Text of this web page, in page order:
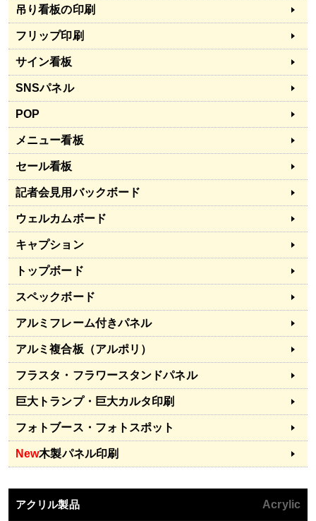
吊り看板の印刷
フリップ印刷
サイン看板
SNSパネル
POP
メニュー看板
セール看板
記者会見用バックボード
ウェルカムボード
キャプション
トップボード
スペックボード
アルミフレーム付きパネル
アルミ複合板（アルポリ）
フラスタ・フラワースタンドパネル
巨大トランプ・巨大カルタ印刷
フォトブース・フォトスポット
New木製パネル印刷
アクリル製品 Acrylic